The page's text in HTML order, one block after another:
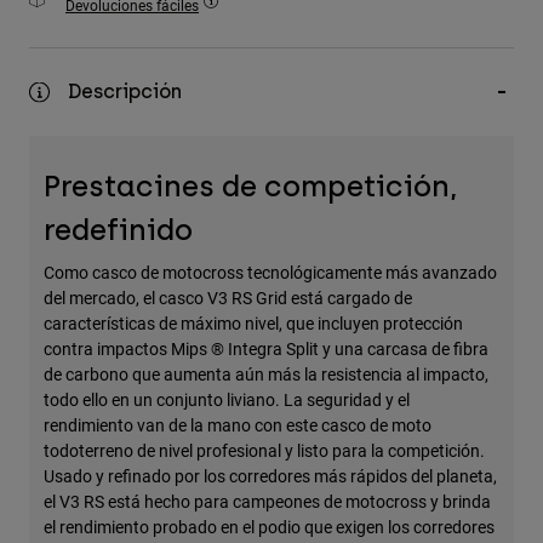
Accesorios
Bolsas y Mochilas
Ver todo
Devoluciones fáciles
Descripción
Prestacines de competición,
redefinido
Como casco de motocross tecnológicamente más avanzado
del mercado, el casco V3 RS Grid está cargado de
características de máximo nivel, que incluyen protección
contra impactos Mips ® Integra Split y una carcasa de fibra
de carbono que aumenta aún más la resistencia al impacto,
todo ello en un conjunto liviano. La seguridad y el
rendimiento van de la mano con este casco de moto
todoterreno de nivel profesional y listo para la competición.
Usado y refinado por los corredores más rápidos del planeta,
el V3 RS está hecho para campeones de motocross y brinda
el rendimiento probado en el podio que exigen los corredores